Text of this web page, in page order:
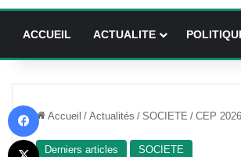
ACCUEIL ACTUALITE
Accueil / Actualités / SOCIETE / CEP
Derniers articles SOCIETE
X